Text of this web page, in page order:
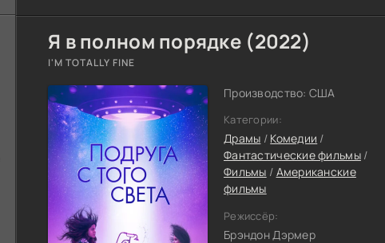
Я в полном порядке (2022)
I'M TOTALLY FINE
Производство: США
Категории:
Драмы / Комедии /
Фантастические фильмы/
Фильмы / Американские
фильмы
Режиссёр:
Брэндон Дэрмер